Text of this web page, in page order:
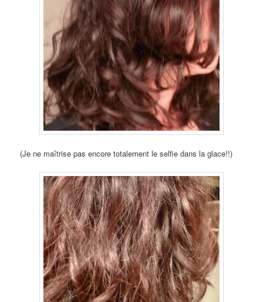
(Je ne maîtrise pas encore totalement le selfie dans la glace!!)